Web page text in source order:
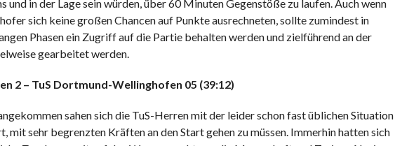
und in der Lage sein würden, über 60 Minuten Gegenstöße zu laufen. Auch wenn
sich keine großen Chancen auf Punkte ausrechneten, sollte zumindest in
Phasen ein Zugriff auf die Partie behalten werden und zielführend an der
gearbeitet werden.
2 – TuS Dortmund-Wellinghofen 05 (39:12)
sahen sich die TuS-Herren mit der leider schon fast üblichen Situation
mit sehr begrenzten Kräften an den Start gehen zu müssen. Immerhin hatten sich